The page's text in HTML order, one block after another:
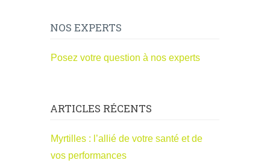
NOS EXPERTS
Posez votre question à nos experts
ARTICLES RÉCENTS
Myrtilles : l’allié de votre santé et de
vos performances